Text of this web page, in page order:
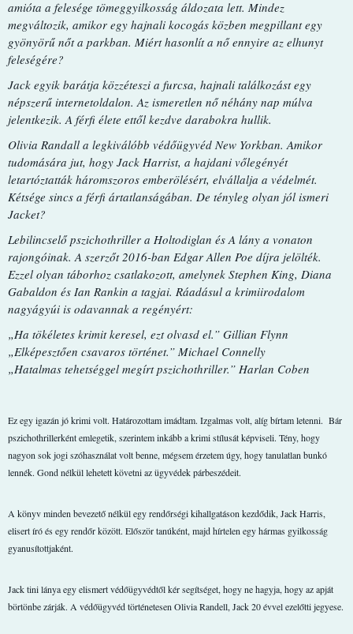
amióta a felesége tömeggyilkosság áldozata lett. Mindez
megváltozik, amikor egy hajnali kocogás közben megpillant egy
gyönyörű nőt a parkban. Miért hasonlít a nő ennyire az elhunyt
feleségére?
Jack egyik barátja közzéteszi a furcsa, hajnali találkozást egy
népszerű internetoldalon. Az ismeretlen nő néhány nap múlva
jelentkezik. A férfi élete ettől kezdve darabokra hullik.
Olivia Randall a legkiválóbb védőügyvéd New Yorkban. Amikor
tudomására jut, hogy Jack Harrist, a hajdani vőlegényét
letartóztatták háromszoros emberölésért, elvállalja a védelmét.
Kétsége sincs a férfi ártatlanságában. De tényleg olyan jól ismeri
Jacket?
Lebilincselő pszichothriller a Holtodiglan és A lány a vonaton
rajongóinak. A szerzőt 2016-ban Edgar Allen Poe díjra jelölték.
Ezzel olyan táborhoz csatlakozott, amelynek Stephen King, Diana
Gabaldon és Ian Rankin a tagjai. Ráadásul a krimiirodalom
nagyágyúi is odavannak a regényért:
„Ha tökéletes krimit keresel, ezt olvasd el.” Gillian Flynn
„Elképesztően csavaros történet.” Michael Connelly
„Hatalmas tehetséggel megírt pszichothriller.” Harlan Coben
Ez egy igazán jó krimi volt. Határozottam imádtam. Izgalmas volt, alíg bírtam letenni. Bár
pszichothrillerként emlegetik, szerintem inkább a krimi stílusát képviseli. Tény, hogy
nagyon sok jogi szóhasználat volt benne, mégsem érzetem úgy, hogy tanulatlan bunkó
lennék. Gond nélkül lehetett követni az ügyvédek párbeszédeit.
A könyv minden bevezető nélkül egy rendőrségi kihallgatáson kezdődik, Jack Harris,
elisert író és egy rendőr között. Először tanúként, majd hírtelen egy hármas gyilkosság
gyanusítottjaként.
Jack tini lánya egy elismert védőügyvédtől kér segítséget, hogy ne hagyja, hogy az apját
börtönbe zárják. A védőügyvéd történetesen Olivia Randell, Jack 20 évvel ezelőtti jegyese.